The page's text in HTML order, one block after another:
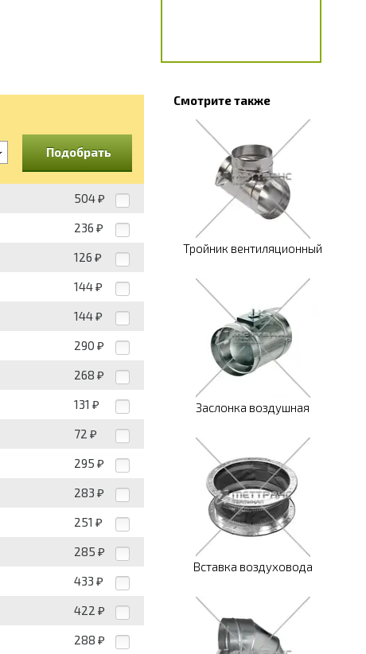
Подобрать
504 ₽
236 ₽
126 ₽
144 ₽
144 ₽
290 ₽
268 ₽
131 ₽
72 ₽
295 ₽
283 ₽
251 ₽
285 ₽
433 ₽
422 ₽
288 ₽
Смотрите также
Тройник вентиляционный
Заслонка воздушная
Вставка воздуховода